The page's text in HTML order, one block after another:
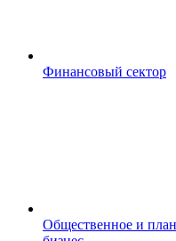
Финансовый сектор
Общественное и